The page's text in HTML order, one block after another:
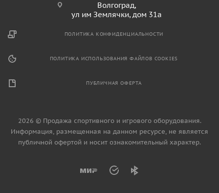
Волгоград,
ул им Землячки, дом 31а
ПОЛИТИКА КОНФИДЕНЦИАЛЬНОСТИ
ПОЛИТИКА ИСПОЛЬЗОВАНИЯ ФАЙЛОВ COOKIES
ПУБЛИЧНАЯ ОФЕРТА
2026 © Продажа спортивного и игрового оборудования.
Информация, размещенная на данном ресурсе, не является
публичной офертой и носит ознакомительный характер.